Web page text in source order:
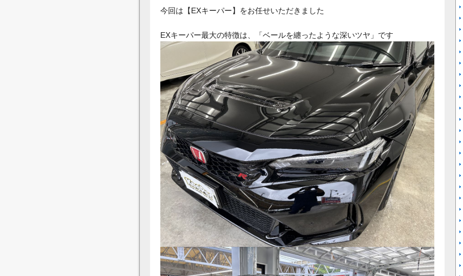
今回は【EXキーパー】をお任せいただきました
EXキーパー最大の特徴は、「ベールを纏ったような深いツヤ」です